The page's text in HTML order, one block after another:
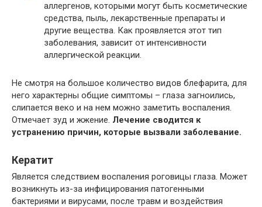
аллергенов, которыми могут быть косметические
средства, пыль, лекарственные препараты и
другие вещества. Как проявляется этот тип
заболевания, зависит от интенсивности
аллергической реакции.
Не смотря на большое количество видов блефарита, для
него характерны общие симптомы – глаза загноились,
слипается веко и на нем можно заметить воспаления.
Отмечает зуд и жжение. Лечение сводится к
устранению причин, которые вызвали заболевание.
Кератит
Является следствием воспаления роговицы глаза. Может
возникнуть из-за инфицирования патогенными
бактериями и вирусами, после травм и воздействия